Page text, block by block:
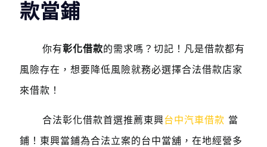
款當鋪
你有彰化借款的需求嗎？切記！凡是借款都有
風險存在，想要降低風險就務必選擇合法借款店家
來借款！
合法彰化借款首選推薦東興台中汽車借款 當
鋪！東興當鋪為合法立案的台中當舖，在地經營多